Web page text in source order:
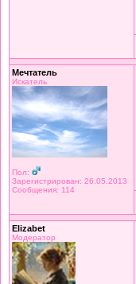
Мечтатель
Искатель
Пол:
Зарегистрирован: 26.05.2013
Сообщения: 114
Elizabet
Модератор